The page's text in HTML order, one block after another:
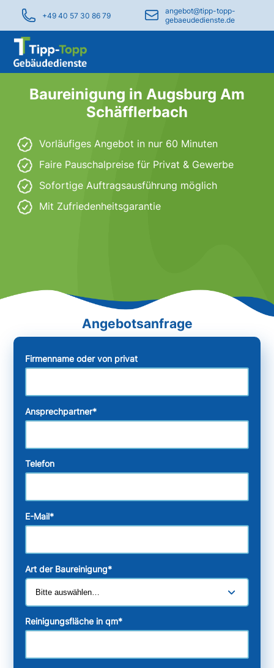
+49 40 57 30 86 79
angebot@tipp-topp-
gebaeudedienste.de
Baureinigung in Augsburg Am
Schäfflerbach
Vorläufiges Angebot in nur 60 Minuten
Faire Pauschalpreise für Privat & Gewerbe
Sofortige Auftragsausführung möglich
Mit Zufriedenheitsgarantie
Firmenname oder von privat
Ansprechpartner*
Telefon
E-Mail*
Art der Baureinigung*
Reinigungsfläche in qm*